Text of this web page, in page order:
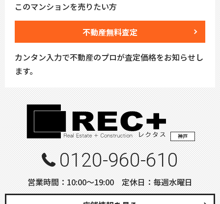
このマンションを売りたい方
不動産無料査定
カンタン入力で不動産のプロが査定価格をお知らせし
ます。
神戸
0120-960-610
営業時間：10:00〜19:00 定休日：毎週水曜日